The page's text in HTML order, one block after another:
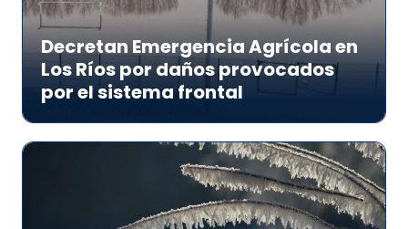
Decretan Emergencia Agrícola en
Los Ríos por daños provocados
por el sistema frontal